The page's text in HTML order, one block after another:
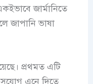
জার্মানিতে
জাপানি ভাষা
প্রথমত এটি
এনে দিতে